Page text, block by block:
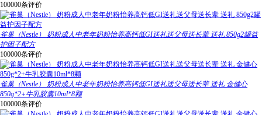
100000条评价
雀巢（Nestle） 奶粉成人中老年奶粉怡养高钙低GI送礼送父母送长辈 送礼 850g2罐益
护因子配方
100000条评价
雀巢（Nestle） 奶粉成人中老年奶粉怡养高钙低GI送礼送父母送长辈 送礼 金健心
850g*2+牛乳胶囊10ml*8颗
100000条评价